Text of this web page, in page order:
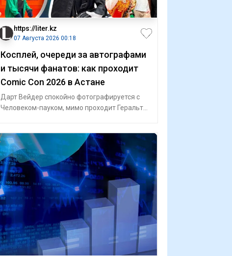
https://liter.kz
07 Августа 2026 00:18
Косплей, очереди за автографами
и тысячи фанатов: как проходит
Comic Con 2026 в Астане
Дарт Вейдер спокойно фотографируется с
Человеком-пауком, мимо проходит Геральт